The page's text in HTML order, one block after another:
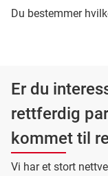
Du bestemmer
Er du
rettferdig
kommet til
Vi har et stort